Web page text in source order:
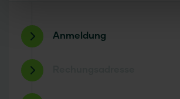
Anmeldung